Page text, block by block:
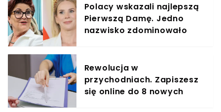
Polacy wskazali najlepszą
Pierwszą Damę. Jedno
nazwisko zdominowało
Rewolucja w
przychodniach. Zapiszesz
się online do 8 nowych